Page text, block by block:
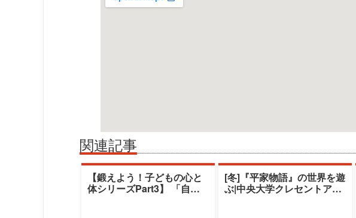
関連記事
【鍛えよう！子どもの心と
体シリーズPart3】 「自閉
[冬]『平家物語』の世界を遊
ぶ|中央大学クレセントアカ